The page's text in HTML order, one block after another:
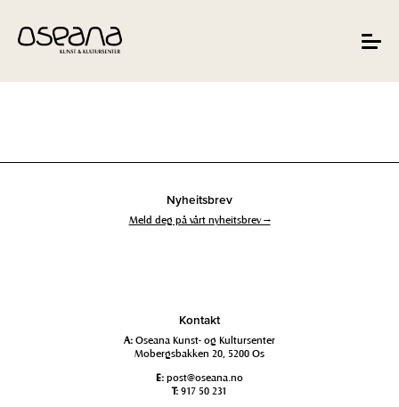
innhold
navigasjon
Toggle
Nyheitsbrev
Meld deg på vårt nyheitsbrev →
Kontakt
A: Oseana Kunst- og Kultursenter
Mobergsbakken 20, 5200 Os
E: post@oseana.no
T: 917 50 231